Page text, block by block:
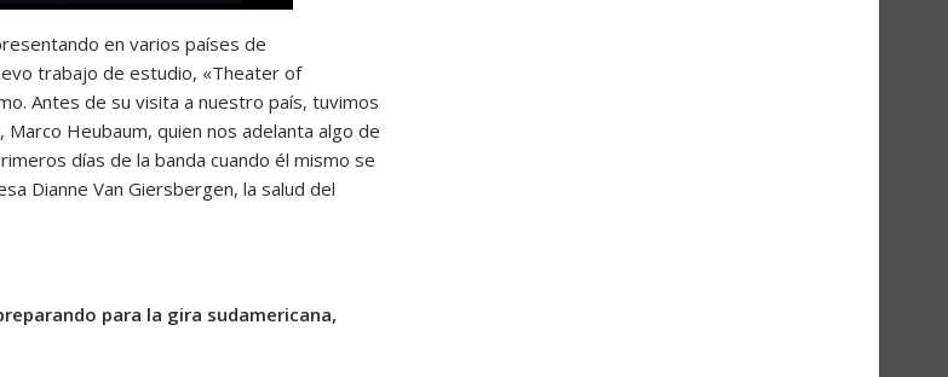
en varios países de
trabajo de estudio, «Theater of
Antes de su visita a nuestro país, tuvimos
Heubaum, quien nos adelanta algo de
días de la banda cuando él mismo se
Dianne Van Giersbergen, la salud del
para la gira sudamericana,